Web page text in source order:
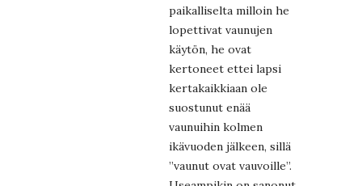
paikalliselta milloin he
lopettivat vaunujen
käytön, he ovat
kertoneet ettei lapsi
kertakaikkiaan ole
suostunut enää
vaunuihin kolmen
ikävuoden jälkeen, sillä
”vaunut ovat vauvoille”.